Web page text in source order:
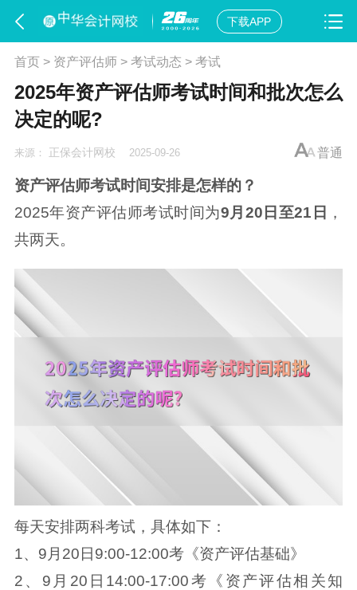
下载APP
首页> 资产评估师> 考试动态 > 考试
2025年资产评估师考试时间和批次怎么
决定的呢?
来源： 正保会计网校 2025-09-26 普通
资产评估师考试时间安排是怎样的？
2025年资产评估师考试时间为9月20日至21日 ，
共两天。
每天安排两科考试，具体如下：
1、9月20日9:00-12:00考《资产评估基础》
2、9月20日14:00-17:00考《资产评估相关知